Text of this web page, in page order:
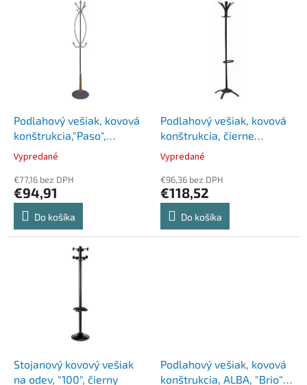
Podlahový vešiak, kovová
konštrukcia,"Paso",
strieborný
Vypredané
€77,16 bez DPH
€94,91
Do košíka
Podlahový vešiak, kovová
konštrukcia, čierne
vešiaky, ALBA "Cleo",
čierna
Vypredané
€96,36 bez DPH
€118,52
Do košíka
Stojanový kovový vešiak
na odev, "100", čierny
Podlahový vešiak, kovová
konštrukcia, ALBA, "Brio",